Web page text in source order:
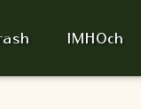
IMHOch